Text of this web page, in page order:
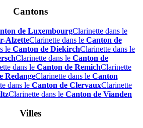
Cantons
de LuxembourgClarinette dans le
AlzetteClarinette dans le Canton de
le Canton de DiekirchClarinette dans le
Clarinette dans le Canton de
dans le Canton de RemichClarinette
RedangeClarinette dans le Canton
dans le Canton de ClervauxClarinette
Clarinette dans le Canton de Vianden
Villes